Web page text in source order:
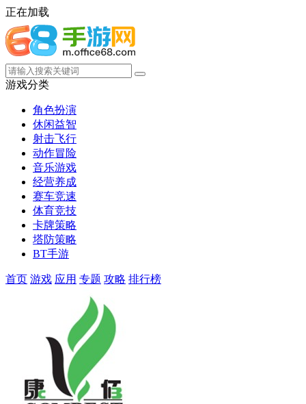
正在加载
游戏分类
角色扮演
休闲益智
射击飞行
动作冒险
音乐游戏
经营养成
赛车竞速
体育竞技
卡牌策略
塔防策略
BT手游
首页 游戏 应用 专题 攻略 排行榜